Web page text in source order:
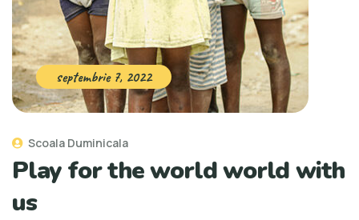
septembrie 7, 2022
Scoala Duminicala
Play for the world world with
us